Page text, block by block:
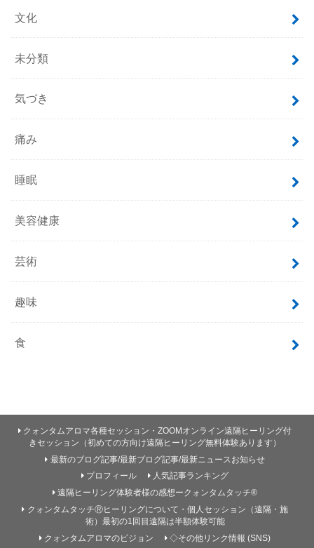
文化
未分類
気づき
痛み
睡眠
美容健康
芸術
趣味
食
クォンタムアロマ各種セッション・ZOOMオンライン遠隔ヒーリング付
きセッション（初めての方向け遠隔ヒーリング無料体験あります）
最新のブログ記事/最新ブログ記事/最新ニュースお知らせ
プロフィール
人気記事ランキング
遠隔ヒーリング体験者様の感想ークォンタムタッチ®
クォンタムタッチⓇヒーリングについて・個人セッション（遠隔・施
術）最初の1回目遠隔は半額体験可能
クォンタムアロマのビジョン
◇その他リンク情報 (SNS)